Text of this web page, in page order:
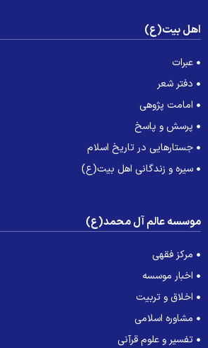
بیت(ع)
عبرات
دفتر شعر
امامت پژوهی
پرسش و پاسخ
جستارهایی در تاریخ اسلام
سیره و زندگانی اهل بیت(ع)
عالم آل محمد(ع)
مرکز فقهی
اخبار موسسه
اخلاق و تربیت
مشاوره اسلامی
تفسیر و علوم قرآنی